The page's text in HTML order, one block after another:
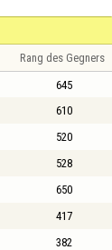
Rang des Gegners
645
610
520
528
650
417
382